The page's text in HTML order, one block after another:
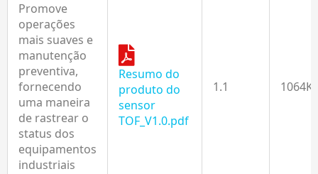
Promove
operações
mais suaves e
manutenção
preventiva,
fornecendo
uma maneira
de rastrear o
status dos
equipamentos
industriais
Resumo do
produto do
sensor
TOF_V1.0.pdf
1.1